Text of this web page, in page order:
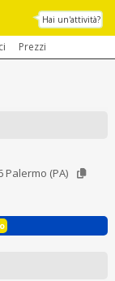
Hai un'attività?
Prezzi
Palermo (PA)